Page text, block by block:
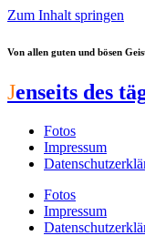
Zum Inhalt springen
Von allen guten und bösen
Jenseits des
Fotos
Impressum
Fotos
Impressum